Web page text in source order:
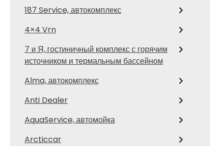
187 Service, автокомплекс
4×4 Vrn
7 и Я, гостиничный комплекс с горячим
источником и термальным бассейном
Alma, автокомплекс
Anti Dealer
AquaService, автомойка
Arcticcar